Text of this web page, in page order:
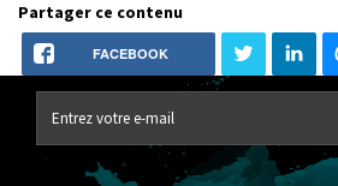
Partager ce contenu
FACEBOOK